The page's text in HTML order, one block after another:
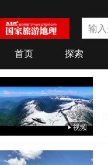
首页 探索
草原 江河海
攻略 乡村
视频